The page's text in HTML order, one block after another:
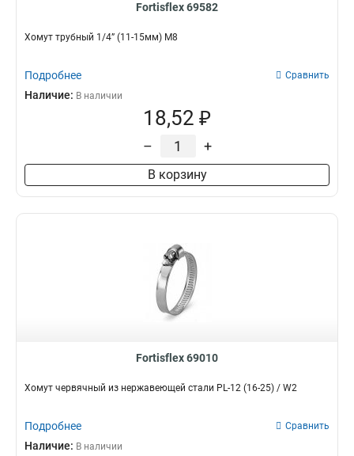
Fortisflex 69582
Хомут трубный 1/4” (11-15мм) М8
Подробнее Сравнить
Наличие: В наличии
18,52 ₽
– +
В корзину
Fortisflex 69010
Хомут червячный из нержавеющей стали PL-12 (16-25) / W2
Подробнее Сравнить
Наличие: В наличии